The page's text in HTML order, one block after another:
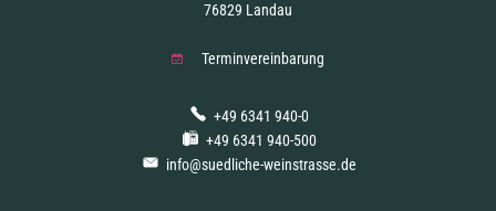
76829 Landau
Terminvereinbarung
+49 6341 940-0
+49 6341 940-500
info@suedliche-weinstrasse.de